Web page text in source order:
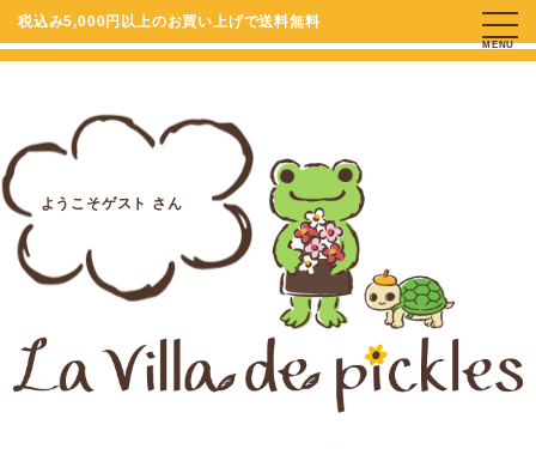
税込み5,000円以上のお買い上げで送料無料
ようこそゲスト さん
MENU